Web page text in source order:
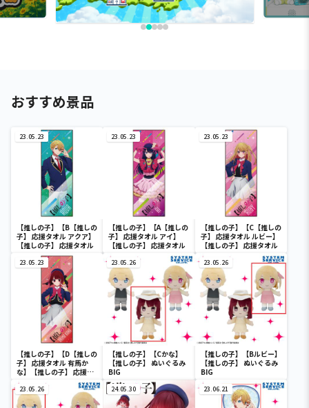
おすすめ景品
23.05.23
【推しの子】【B【推しの
子】 応援タオル アクア】
【推しの子】 応援タオル
23.05.23
【推しの子】【A【推しの
子】 応援タオル アイ】
【推しの子】 応援タオル
23.05.23
【推しの子】【C【推しの
子】 応援タオル ルビー】
【推しの子】 応援タオル
23.05.23
【推しの子】【D【推しの
子】 応援タオル 有馬か
な】【推しの子】 応援タ
オル
23.05.26
【推しの子】【Cかな】
【推しの子】 ぬいぐるみ
BIG
23.05.26
【推しの子】【Bルビー】
【推しの子】 ぬいぐるみ
BIG
23.05.26 24.05.30 23.06.21